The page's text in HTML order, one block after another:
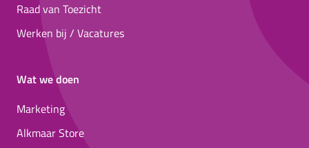
Raad van Toezicht
Werken bij / Vacatures
Wat we doen
Marketing
Alkmaar Store